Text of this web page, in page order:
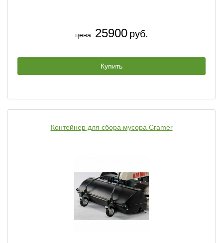
цена: 25900 руб.
Купить
Контейнер для сбора мусора Cramer